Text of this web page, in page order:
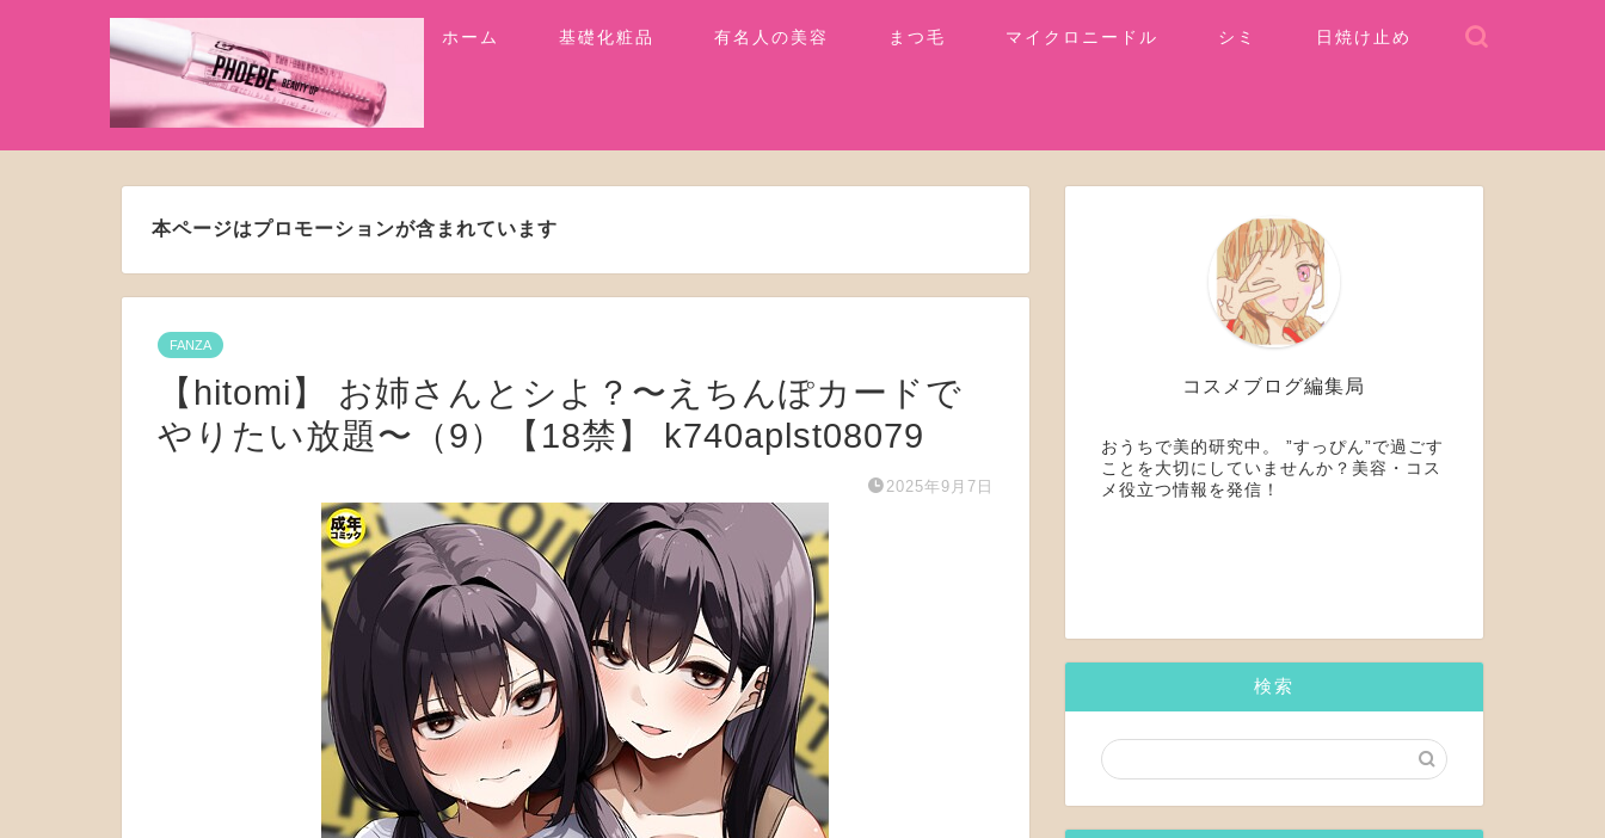
ホーム 基礎化粧品 有名人の美容 まつ毛 マイクロニードル シミ 日焼け止め
本ページはプロモーションが含まれています
FANZA
【hitomi】 お姉さんとシよ？〜えちんぽカードで
やりたい放題〜（9）【18禁】 k740aplst08079
2025年9月7日
コスメブログ編集局
おうちで美的研究中。 ”すっぴん”で過ごす
ことを大切にしていませんか？美容・コス
メ役立つ情報を発信！
検索